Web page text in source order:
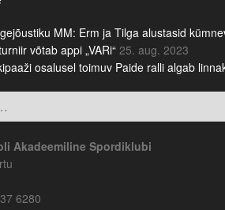
MM: Erm ja Tilga alustasid
võtab appi „VARi“ 25. aug. 2023
osalusel toimuv Paide ralli algab
Akadeemiline Spordiklubi
6280